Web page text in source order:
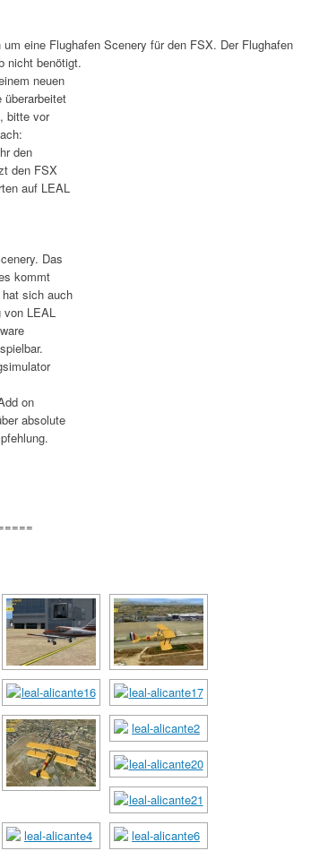
eine Flughafen Scenery für den FSX. Der Flughafen
nicht benötigt.
neuen
überarbeitet
bitte vor
den
den FSX
auf LEAL
Das
kommt
sich auch
von LEAL
on
absolute